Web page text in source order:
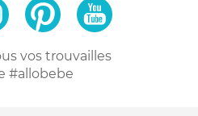
vos trouvailles
#allobebe